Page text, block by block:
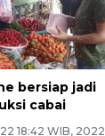
bersiap jadi
cabai
18:42 WIB, 2022